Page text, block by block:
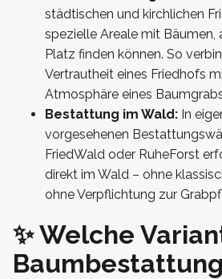
städtischen und kirchlichen
spezielle Areale mit Bäumen,
Platz finden können. So
Vertrautheit eines Friedhofs
Atmosphäre eines
Bestattung im Wald: In
vorgesehenen
FriedWald oder RuheForst
direkt im Wald – ohne
ohne Verpflichtung zur
✨ Welche